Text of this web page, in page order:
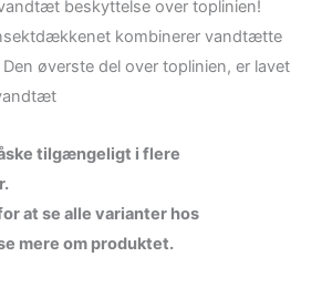
beskyttelse over toplinien!
kombinerer vandtætte
øverste del over toplinien, er lavet
tilgængeligt i flere
at se alle varianter hos
mere om produktet.